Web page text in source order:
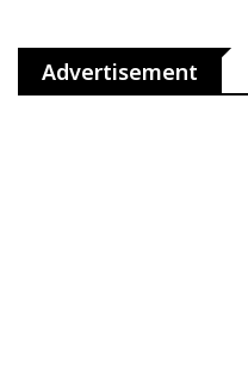
Advertisement